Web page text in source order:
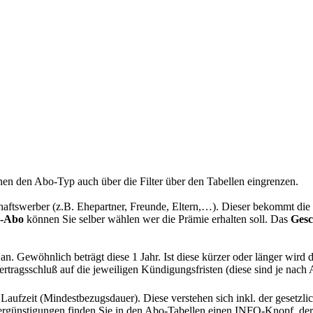
den Abo-Typ auch über die Filter über den Tabellen eingrenzen.
(z.B. Ehepartner, Freunde, Eltern,…). Dieser bekommt
Abo können Sie selber wählen wer die Prämie erhalten soll. Das
Gewöhnlich beträgt diese 1 Jahr. Ist diese kürzer oder länger
auf die jeweiligen Kündigungsfristen (diese sind je nach
(Mindestbezugsdauer). Diese verstehen sich inkl. der